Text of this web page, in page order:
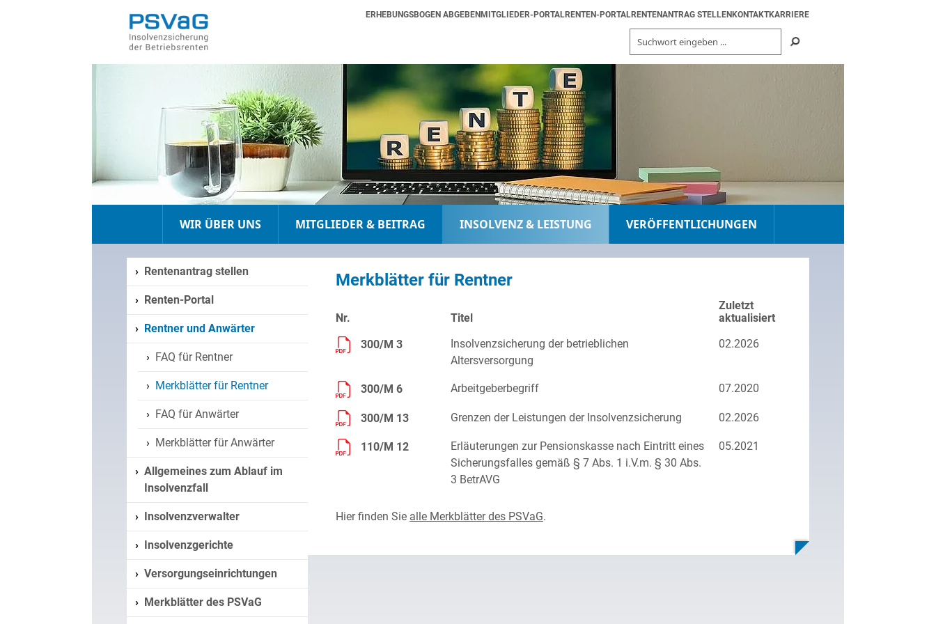
ERHEBUNGSBOGEN ABGEBEN MITGLIEDER-PORTALRENTEN-PORTALRENTENANTRAG STELLEN KONTAKTKARRIERE
WIR ÜBER UNS MITGLIEDER & BEITRAG INSOLVENZ & LEISTUNG VERÖFFENTLICHUNGEN
Rentenantrag stellen
Renten-Portal
Rentner und Anwärter
FAQ für Rentner
Merkblätter für Rentner
FAQ für Anwärter
Merkblätter für Anwärter
Allgemeines zum Ablauf im
Insolvenzfall
Insolvenzverwalter
Insolvenzgerichte
Versorgungseinrichtungen
Merkblätter des PSVaG
Merkblätter für Rentner
Nr. Titel
Zuletzt
aktualisiert
300/M 3
Insolvenzsicherung der betrieblichen
Altersversorgung
02.2026
300/M 6 Arbeitgeberbegriff 07.2020
300/M 13 Grenzen der Leistungen der Insolvenzsicherung 02.2026
110/M 12
Erläuterungen zur Pensionskasse nach Eintritt eines
Sicherungsfalles gemäß § 7 Abs. 1 i.V.m. § 30 Abs.
3 BetrAVG
05.2021
Hier finden Sie alle Merkblätter des PSVaG.